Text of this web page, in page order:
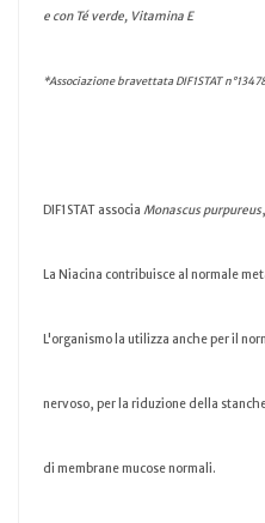
e con Té verde, Vitamina E
*Associazione bravettata DIF1STAT
DIF1STAT associa Monascus purpureus
La Niacina contribuisce al normale
L'organismo la utilizza anche per il
nervoso, per la riduzione della
di membrane mucose normali.